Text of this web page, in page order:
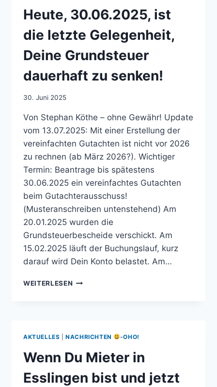
Heute, 30.06.2025, ist
die letzte Gelegenheit,
Deine Grundsteuer
dauerhaft zu senken!
30. Juni 2025
Von Stephan Köthe – ohne Gewähr! Update
vom 13.07.2025: Mit einer Erstellung der
vereinfachten Gutachten ist nicht vor 2026
zu rechnen (ab März 2026?). Wichtiger
Termin: Beantrage bis spätestens
30.06.2025 ein vereinfachtes Gutachten
beim Gutachterausschuss!
(Musteranschreiben untenstehend) Am
20.01.2025 wurden die
Grundsteuerbescheide verschickt. Am
15.02.2025 läuft der Buchungslauf, kurz
darauf wird Dein Konto belastet. Am…
WEITERLESEN HEUTE,
GRUNDSTEUER
DAUERHAFT
SENKEN!
AKTUELLES |NACHRICHTEN -OHO!
Wenn Du Mieter in
Esslingen bist und jetzt